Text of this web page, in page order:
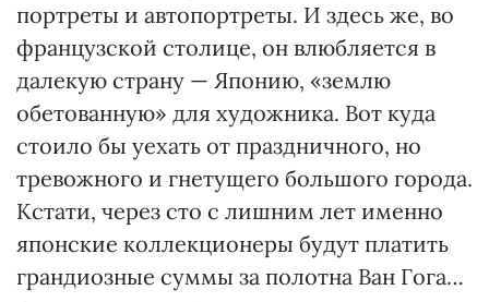
портреты и автопортреты. И здесь же, во
французской столице, он влюбляется в
далекую страну — Японию, «землю
обетованную» для художника. Вот куда
стоило бы уехать от праздничного, но
тревожного и гнетущего большого города.
Кстати, через сто с лишним лет именно
японские коллекционеры будут платить
грандиозные суммы за полотна Ван Гога…